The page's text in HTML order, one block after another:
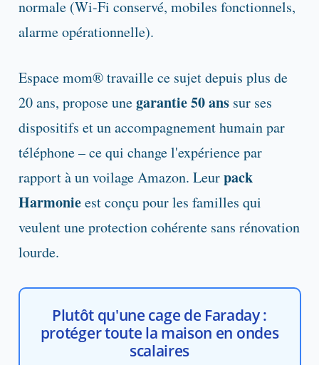
normale (Wi-Fi conservé, mobiles fonctionnels,
alarme opérationnelle).
Espace mom® travaille ce sujet depuis plus de
20 ans, propose unegarantie 50 anssur ses
dispositifs et un accompagnement humain par
téléphone – ce qui change l'expérience par
rapport à un voilage Amazon. Leurpack
Harmonieest conçu pour les familles qui
veulent une protection cohérente sans rénovation
lourde.
Plutôt qu'une cage de Faraday :
protéger toute la maison en ondes
scalaires